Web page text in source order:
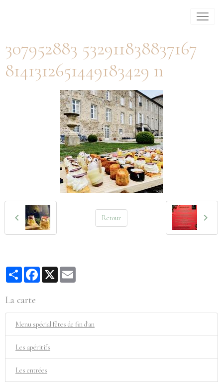
307952883 532911838837167
8141312651449183429 n
Retour
PartagerFacebook
X
La carte
Menu spécial fêtes de fin d'an
Les apéritifs
Les entrées